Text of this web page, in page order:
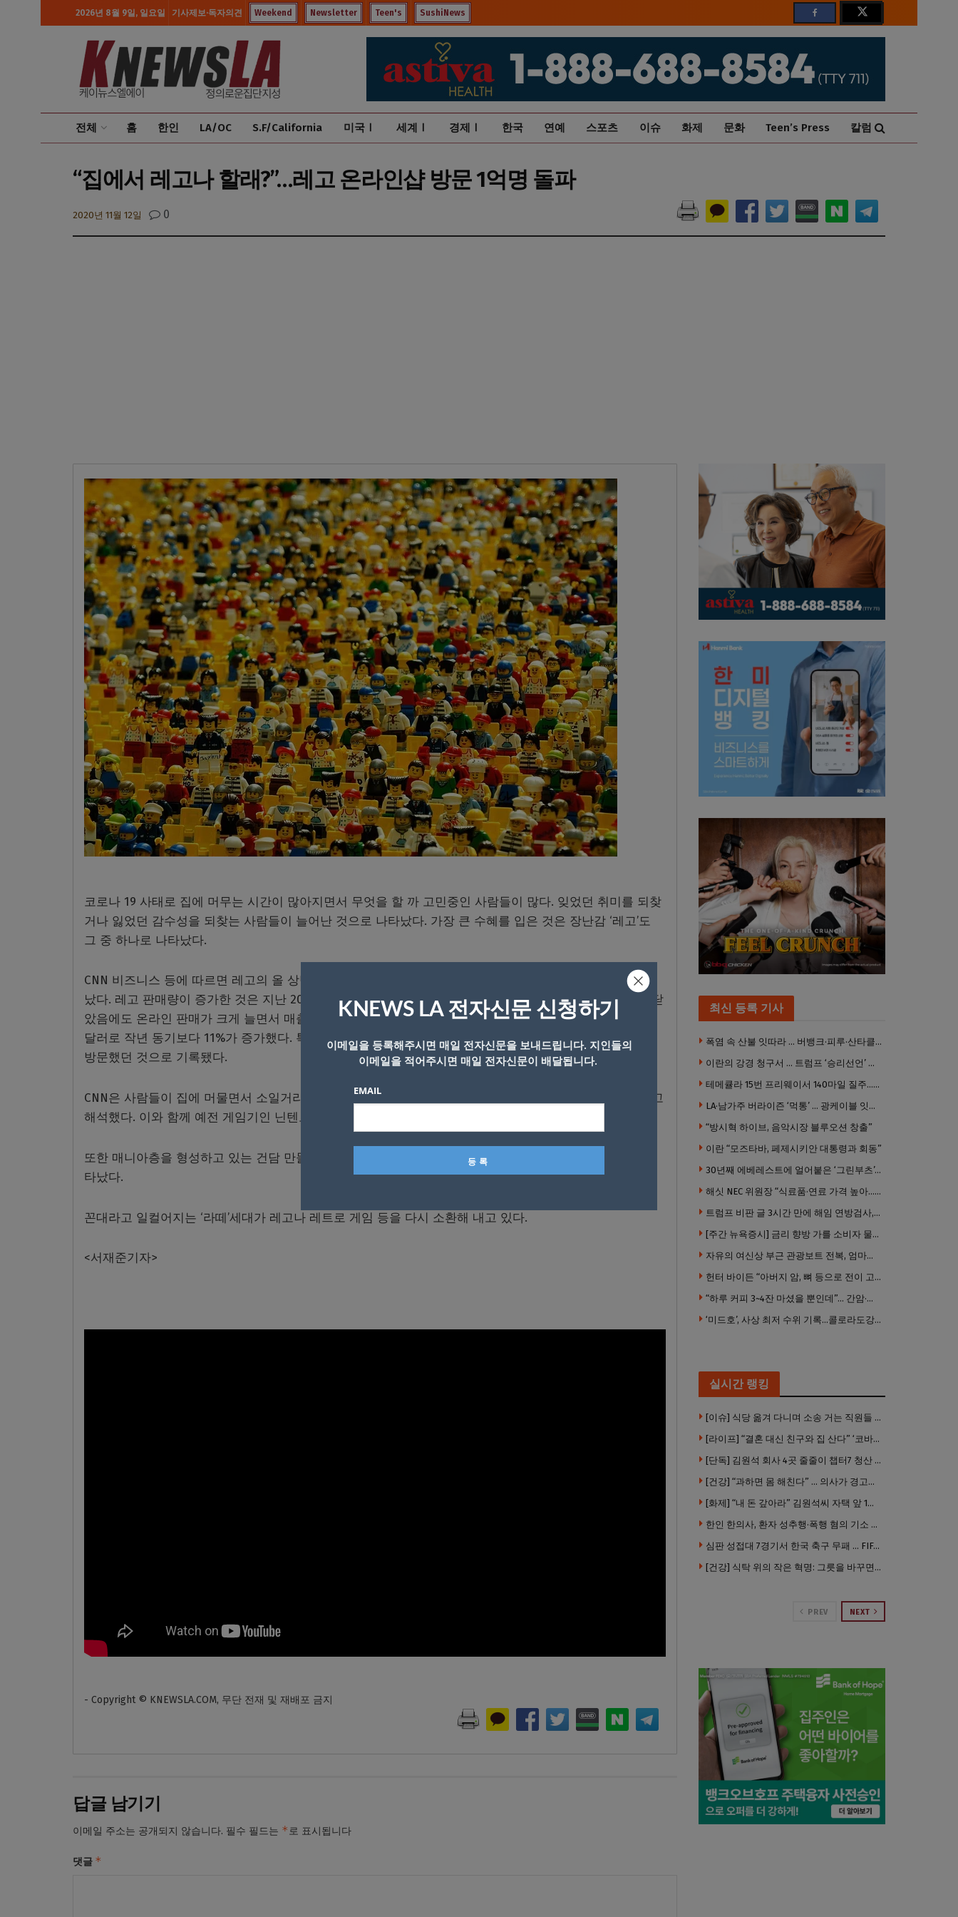
2026년 8월 9일, 일요일 기사제보·독자의견 Weekend Newsletter Teen's SushiNews
전체 홈 한인 LA/OC S.F/California 미국Ⅰ 세계Ⅰ 경제Ⅰ 한국 연예 스포츠 이슈 화제 문화 Teen’s Press 칼럼
“집에서 레고나 할래?”…레고 온라인샵 방문 1억명 돌파
2020년 11월 12일 0
코로나 19 사태로 집에 머무는 시간이 많아지면서 무엇을 할 까 고민중인 사람들이 많다. 잊었던 취미를 되찾
거나 잃었던 감수성을 되찾는 사람들이 늘어난 것으로 나타났다. 가장 큰 수혜를 입은 것은 장난감 ‘레고’도
그 중 하나로 나타났다.
CNN 비즈니스 등에 따르면 레고의 올 상반기 소비자 판매량은 지난해 동기 대비 14%가 증가한 것으로 나타
났다. 레고 판매량이 증가한 것은 지난 2017년 이후 3년만에 처음이다. 레고 매장이 코로나 19 사태로 문을 닫
았음에도 온라인 판매가 크게 늘면서 매출 증가로 이어졌다. 레고의 올해 상반기 영업이익은 6억 2천200만
달러로 작년 동기보다 11%가 증가했다. 특히 레고 온라인숍 방문자는 지난해 동기대비 두배 이상인 1억명이
방문했던 것으로 기록됐다.
CNN은 사람들이 집에 머물면서 소일거리를 찾다보니 예전에 했던 레고 등을 다시 찾는 경향이 두드러진다고
해석했다. 이와 함께 예전 게임기인 닌텐도 등 게임업체들도 영업호조를 보이는 것으로 나타났다.
또한 매니아층을 형성하고 있는 건담 만들기나 전차나 비행기등 모형 만들기 제품 판매도 늘어난 것으로 나
타났다.
꼰대라고 일컬어지는 ‘라떼’세대가 레고나 레트로 게임 등을 다시 소환해 내고 있다.
<서재준기자>
- Copyright © KNEWSLA.COM, 무단 전재 및 재배포 금지
답글 남기기
이메일 주소는 공개되지 않습니다. 필수 필드는 *로 표시됩니다
댓글 *
최신 등록 기사
폭염 속 산불 잇따라 … 버뱅크·피루·산타클라리타·고먼 잇단 산불
이란의 강경 청구서 … 트럼프 ‘승리선언’ 출구전략 난항
테메큘라 15번 프리웨이서 140마일 질주…스포츠카 압수
LA·남가주 버라이즌 ‘먹통’ … 광케이블 잇단 고의 훼손
“방시혁 하이브, 음악시장 블루오션 창출”
이란 “모즈타바, 페제시키안 대통령과 회동”
30년째 에베레스트에 얼어붙은 ‘그린부츠’…가족 품으로
해싯 NEC 위원장 “식료품·연료 가격 높아…해야 할 일 많다”
트럼프 비판 글 3시간 만에 해임 연방검사, 법무부 상대 소송
[주간 뉴욕증시] 금리 향방 가를 소비자 물가 시험대…AI 랠리도 주목
자유의 여신상 부근 관광보트 전복, 엄마와 딸 사망
헌터 바이든 “아버지 암, 뼈 등으로 전이 고통”
“하루 커피 3~4잔 마셨을 뿐인데”… 간암·간경변 위험 뚝
‘미드호’, 사상 최저 수위 기록…콜로라도강 위기 심화
실시간 랭킹
[이슈] 식당 옮겨 다니며 소송 거는 직원들 .. “채용 전 반드시 확인해야”
[라이프] “결혼 대신 친구와 집 산다” ‘코바잉’ 뜬다 … 내 집 마련 공식 바뀌었다
[단독] 김원석 회사 4곳 줄줄이 챕터7 청산 절차 … 3개 법인 같은 날 동시 파산 신청
[건강] “과하면 몸 해친다” … 의사가 경고한 ‘건강습관’ 5가지
[화제] “내 돈 갚아라” 김원석씨 자택 앞 1인 광대 시위 … 한인 투자사, “108만 달러 못받아”
한인 한의사, 환자 성추행·폭행 혐의 기소 … 면허 긴급정지
심판 성접대 7경기서 한국 축구 무패 … FIFA 국제 스캔들 번지나
[건강] 식탁 위의 작은 혁명: 그릇을 바꾸면 몸이 바뀐다
PREV NEXT
KNEWS LA 전자신문 신청하기
이메일을 등록해주시면 매일 전자신문을 보내드립니다. 지인들의
이메일을 적어주시면 매일 전자신문이 배달됩니다.
EMAIL